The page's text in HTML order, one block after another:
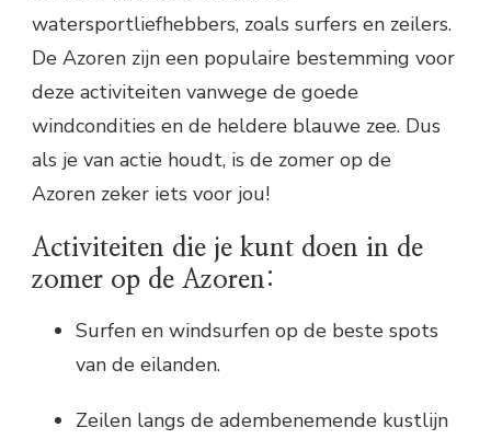
watersportliefhebbers, zoals surfers en zeilers.
De Azoren zijn een populaire bestemming voor
deze activiteiten vanwege de goede
windcondities en de heldere blauwe zee. Dus
als je van actie houdt, is de zomer op de
Azoren zeker iets voor jou!
Activiteiten die je kunt doen in de
zomer op de Azoren:
Surfen en windsurfen op de beste spots
van de eilanden.
Zeilen langs de adembenemende kustlijn